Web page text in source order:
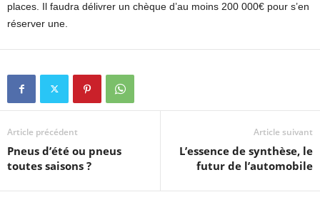
places. Il faudra délivrer un chèque d’au moins 200 000€ pour s’en
réserver une.
Article précédent
Pneus d’été ou pneus
toutes saisons ?
Article suivant
L’essence de synthèse, le
futur de l’automobile